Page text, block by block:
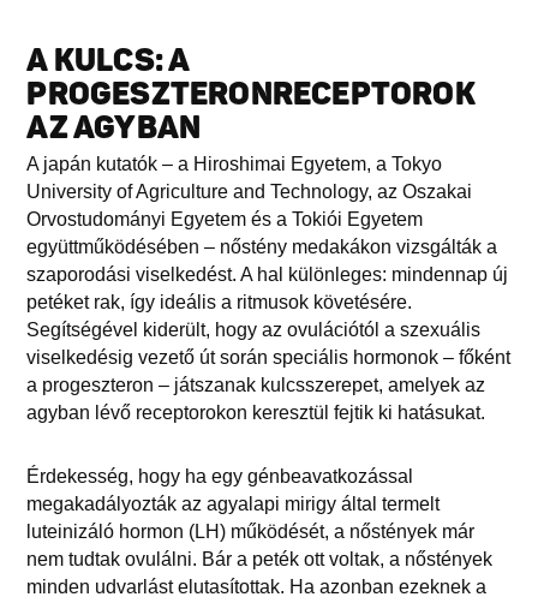
A KULCS: A
PROGESZTERONRECEPTOROK
AZ AGYBAN
A japán kutatók – a Hiroshimai Egyetem, a Tokyo
University of Agriculture and Technology, az Oszakai
Orvostudományi Egyetem és a Tokiói Egyetem
együttműködésében – nőstény medakákon vizsgálták a
szaporodási viselkedést. A hal különleges: mindennap új
petéket rak, így ideális a ritmusok követésére.
Segítségével kiderült, hogy az ovulációtól a szexuális
viselkedésig vezető út során speciális hormonok – főként
a progeszteron – játszanak kulcsszerepet, amelyek az
agyban lévő receptorokon keresztül fejtik ki hatásukat.
Érdekesség, hogy ha egy génbeavatkozással
megakadályozták az agyalapi mirigy által termelt
luteinizáló hormon (LH) működését, a nőstények már
nem tudtak ovulálni. Bár a peték ott voltak, a nőstények
minden udvarlást elutasítottak. Ha azonban ezeknek a